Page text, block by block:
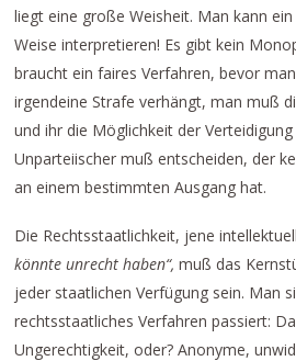
liegt eine große Weisheit. Man kann
Weise interpretieren! Es gibt kein
braucht ein faires Verfahren, bevor
irgendeine Strafe verhängt, man muß
und ihr die Möglichkeit der
Unparteiischer muß entscheiden, der
an einem bestimmten Ausgang hat.
Die Rechtsstaatlichkeit, jene
könnte unrecht haben“, muß das
jeder staatlichen Verfügung sein. Man
rechtsstaatliches Verfahren passiert:
Ungerechtigkeit, oder? Anonyme,